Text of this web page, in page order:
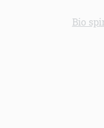
Bio